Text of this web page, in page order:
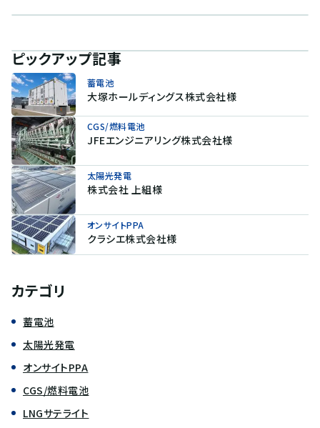
ピックアップ記事
蓄電池
大塚ホールディングス株式会社様
CGS/燃料電池
JFEエンジニアリング株式会社様
太陽光発電
株式会社 上組様
オンサイトPPA
クラシエ株式会社様
カテゴリ
蓄電池
太陽光発電
オンサイトPPA
CGS/燃料電池
LNGサテライト